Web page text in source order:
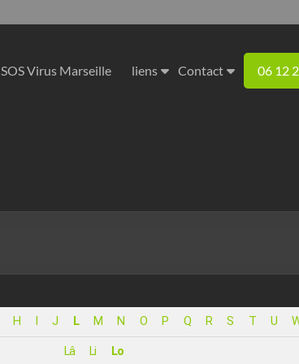
SOS Virus Marseille liens Contact 06 12
H J L M N O P Q R S T U
Lâ Li Lo